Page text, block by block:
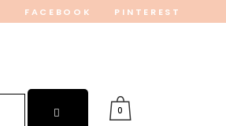
FACEBOOK PINTEREST
0